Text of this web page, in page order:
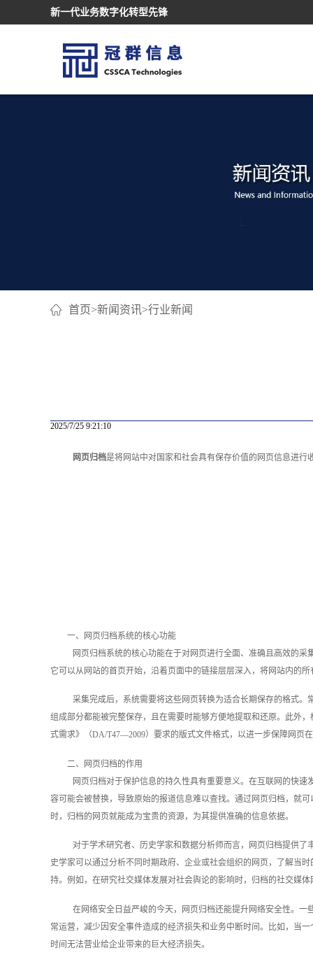
新一代业务数字化转型先锋
首页>新闻资讯>行业新闻
2025/7/25 9:21:10
网页归档是将网站中对国家和社会具有保存价值的网页信息进
一、网页归档系统的核心功能
网页归档系统的核心功能在于对网页进行全面、准确且高效的
它可以从网站的首页开始，沿着页面中的链接层层深入，将网站内的
采集完成后，系统需要将这些网页转换为适合长期保存的格式
组成部分都能被完整保存，且在需要时能够方便地提取和还原。此外
式需求》（DA/T47—2009）要求的版式文件格式，以进一步保障网页
二、网页归档的作用
网页归档对于保护信息的持久性具有重要意义。在互联网的快
容可能会被替换，导致原始的报道信息难以查找。通过网页归档，就
时，归档的网页就能成为宝贵的资源，为其提供准确的信息依据。
对于学术研究者、历史学家和数据分析师而言，网页归档提供
史学家可以通过分析不同时期政府、企业或社会组织的网页，了解当
持。例如，在研究社交媒体发展对社会舆论的影响时，归档的社交媒
在网络安全日益严峻的今天，网页归档还能提升网络安全性。
常运营，减少因安全事件造成的经济损失和业务中断时间。比如，当
时间无法营业给企业带来的巨大经济损失。